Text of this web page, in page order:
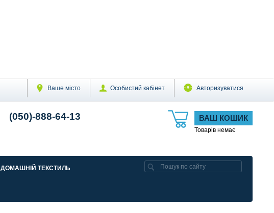
Ваше місто Особистий кабінет Авторизуватися
ВАШ КОШИК
Товарів немає
(050)-888-64-13
ДОМАШНІЙ ТЕКСТИЛЬ